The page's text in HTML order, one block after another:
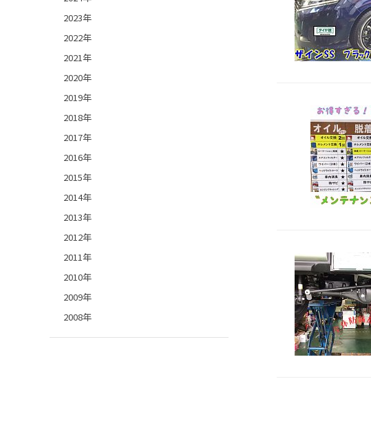
2023年
2022年
2021年
2020年
2019年
2018年
2017年
2016年
2015年
2014年
2013年
2012年
2011年
2010年
2009年
2008年